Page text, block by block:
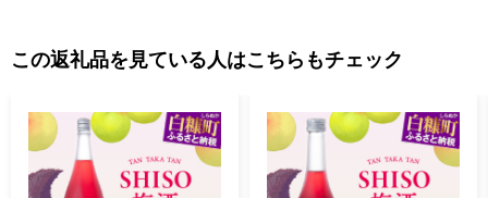
この返礼品を見ている人はこちらもチェック